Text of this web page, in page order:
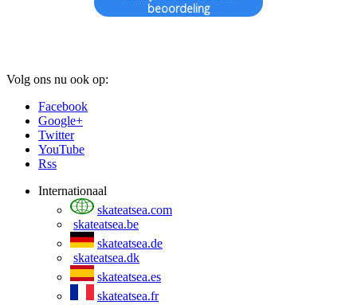
beoordeling
Volg ons nu ook op:
Facebook
Google+
Twitter
YouTube
Rss
Internationaal
skateatsea.com
skateatsea.be
skateatsea.de
skateatsea.dk
skateatsea.es
skateatsea.fr